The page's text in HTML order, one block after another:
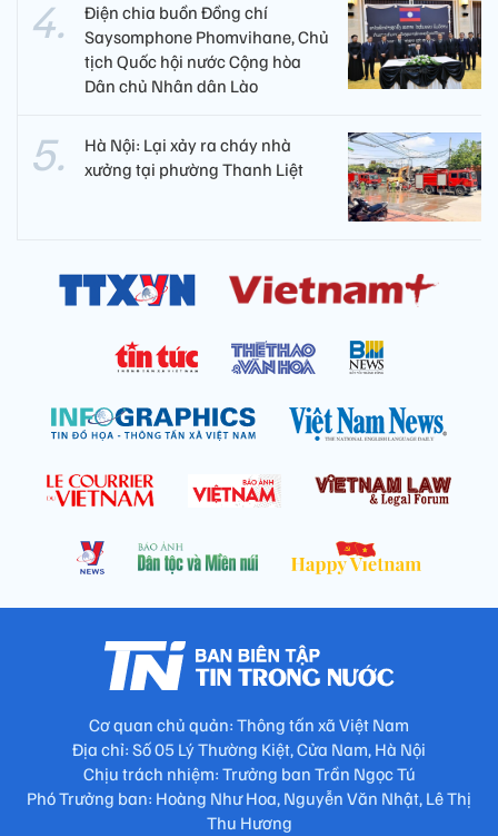
Điện chia buồn Đồng chí
Saysomphone Phomvihane, Chủ
tịch Quốc hội nước Cộng hòa
Dân chủ Nhân dân Lào
Hà Nội: Lại xảy ra cháy nhà
xưởng tại phường Thanh Liệt
Cơ quan chủ quản: Thông tấn xã Việt Nam
Địa chỉ: Số 05 Lý Thường Kiệt, Cửa Nam, Hà Nội
Chịu trách nhiệm: Trưởng ban Trần Ngọc Tú
Phó Trưởng ban: Hoàng Như Hoa, Nguyễn Văn Nhật, Lê Thị
Thu Hương